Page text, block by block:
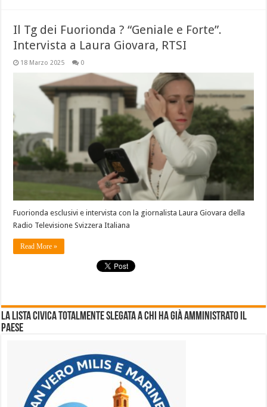
Il Tg dei Fuorionda ? “Geniale e Forte”.
Intervista a Laura Giovara, RTSI
18 Marzo 2025 0
Fuorionda esclusivi e intervista con la giornalista Laura Giovara della
Radio Televisione Svizzera Italiana
Read More »
La lista civica totalmente slegata a chi ha già amministrato il
Paese